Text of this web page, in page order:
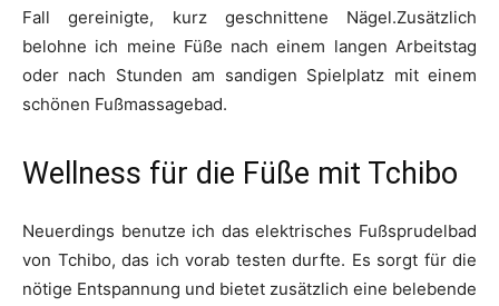
Fall gereinigte, kurz geschnittene Nägel.Zusätzlich
belohne ich meine Füße nach einem langen Arbeitstag
oder nach Stunden am sandigen Spielplatz mit einem
schönen Fußmassagebad.
Wellness für die Füße mit Tchibo
Neuerdings benutze ich das elektrisches Fußsprudelbad
von Tchibo, das ich vorab testen durfte. Es sorgt für die
nötige Entspannung und bietet zusätzlich eine belebende